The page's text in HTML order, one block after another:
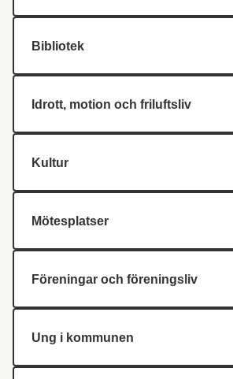
Bibliotek
Idrott, motion och friluftsliv
Kultur
Mötesplatser
Föreningar och föreningsliv
Ung i kommunen